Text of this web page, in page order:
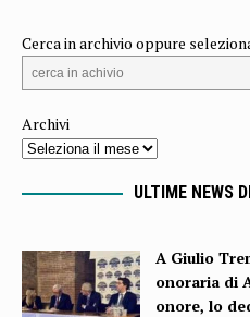
Cerca in archivio oppure
Archivi
ULTIME NEWS
A Giulio
onoraria di
onore, lo